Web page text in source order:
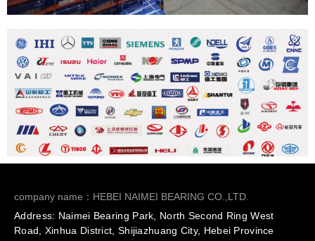
company name：HEBEI NAIMEI BEARING CO.,LTD.
Address: Naimei Bearing Park, North Second Ring West
Road, Xinhua District, Shijiazhuang City, Hebei Province